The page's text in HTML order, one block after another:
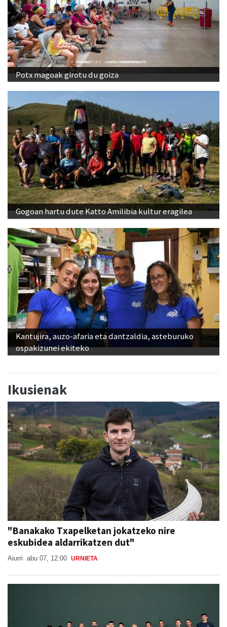
Potx magoak girotu du goiza
Gogoan hartu dute Katto Amilibia kultur eragilea
Kantujira, auzo-afaria eta dantzaldia, asteburuko
ospakizunei ekiteko
Ikusienak
"Banakako Txapelketan jokatzeko nire
eskubidea aldarrikatzen dut"
Aiurri abu 07, 12:00 URNIETA